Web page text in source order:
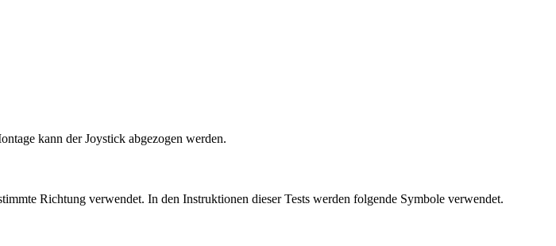
kann der Joystick abgezogen werden.
Richtung verwendet. In den Instruktionen dieser Tests werden folgende Symbole verwendet.